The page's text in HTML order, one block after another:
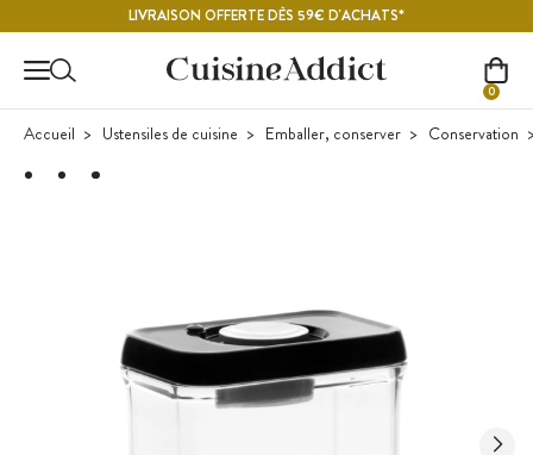
LIVRAISON OFFERTE DÈS 59€ D'ACHATS*
0
Accueil Ustensiles de cuisine Emballer, conserver Conservation